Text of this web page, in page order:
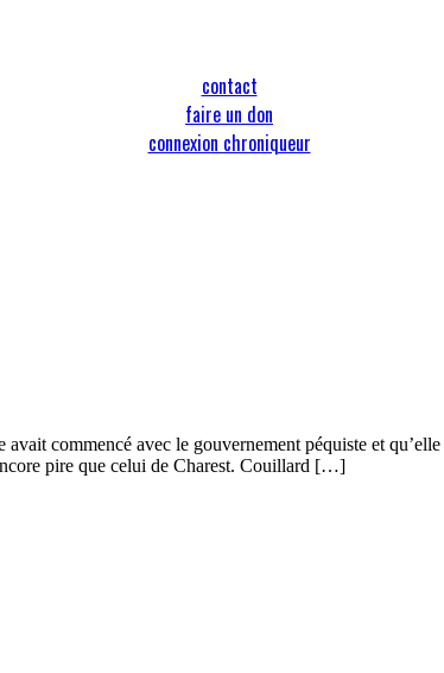
contact
faire un don
connexion chroniqueur
commencé avec le gouvernement péquiste et
pire que celui de Charest. Couillard […]